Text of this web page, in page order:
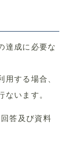
達成に必要な
用する場合、
ないます。
答及び資料